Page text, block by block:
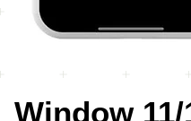
Window 11/